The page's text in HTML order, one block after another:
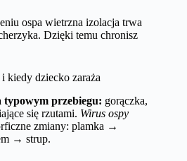
ospa wietrzna izolacja trwa
Dzięki temu chronisz
kiedy dziecko zaraża
typowym przebiegu: gorączka,
się rzutami. Wirus ospy
zmiany: plamka →
→ strup.